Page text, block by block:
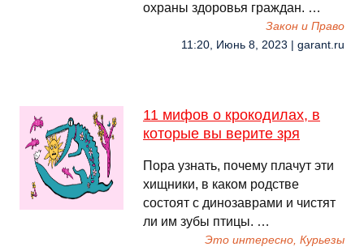
охраны здоровья граждан. …
Закон и Право
11:20, Июнь 8, 2023 | garant.ru
11 мифов о крокодилах, в
которые вы верите зря
Пора узнать, почему плачут эти
хищники, в каком родстве
состоят с динозаврами и чистят
ли им зубы птицы. …
Это интересно, Курьезы